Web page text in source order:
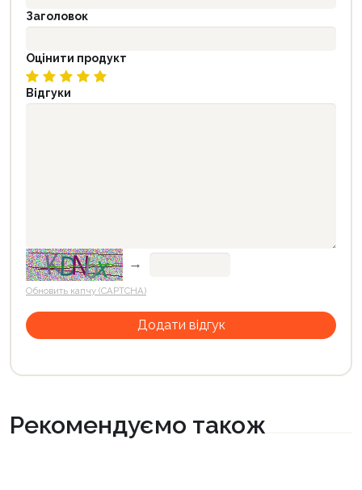
Заголовок
Оцінити продукт
Відгуки
→
Обновить капчу (CAPTCHA)
Рекомендуємо також